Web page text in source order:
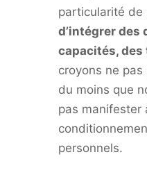
particularité de
d’intégrer des
capacités, des
croyons ne
du moins que
pas manifester
personnels.